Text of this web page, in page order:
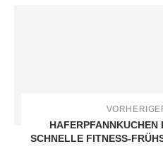
SCHNELLE FITNESS-